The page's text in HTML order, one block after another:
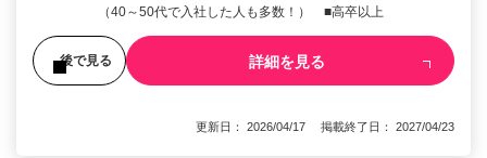
（40～50代で入社した人も多数！） ■高卒以上
後で見る 詳細を見る
更新日： 2026/04/17 掲載終了日： 2027/04/23